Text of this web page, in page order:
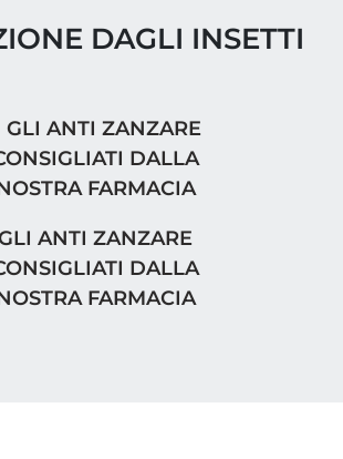
DAGLI INSETTI
ANTI ZANZARE CONSIGLIATI
ANTI ZANZARE
DALLA
FARMACIA